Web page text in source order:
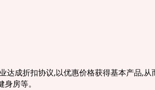
成折扣协议,以优惠价格获得基本产品,
房等。